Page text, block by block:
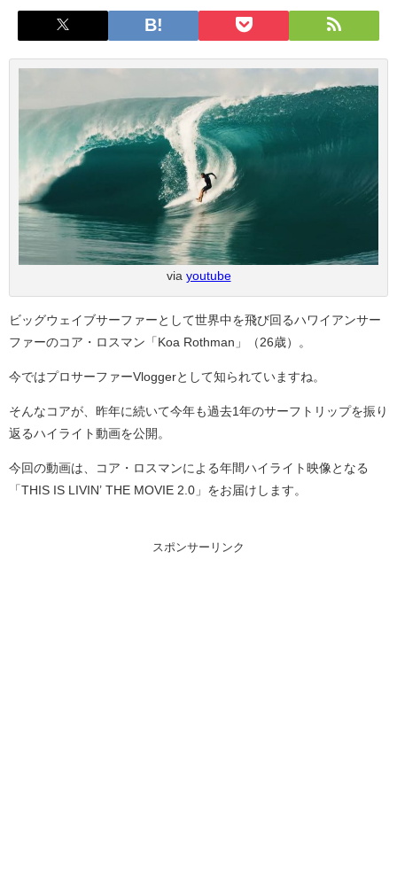
via youtube
ビッグウェイブサーファーとして世界中を飛び回るハワイアンサー
ファーのコア・ロスマン「Koa Rothman」（26歳）。
今ではプロサーファーVloggerとして知られていますね。
そんなコアが、昨年に続いて今年も過去1年のサーフトリップを振り
返るハイライト動画を公開。
今回の動画は、コア・ロスマンによる年間ハイライト映像となる
「THIS IS LIVIN’ THE MOVIE 2.0」をお届けします。
スポンサーリンク